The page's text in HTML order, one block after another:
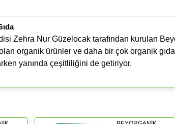
Zehra Nur Güzelocak tarafından kurulan
organik ürünler ve daha bir çok organik
yanında çeşitliliğini de getiriyor.